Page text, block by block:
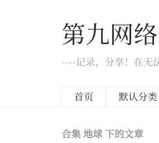
第九网络
----记录，分享！在无
首页 默认分类
合集 地球 下的文章